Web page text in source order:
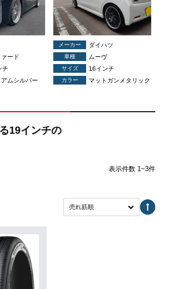
ード
チ
ムシルバー
メーカー ダイハツ
車種 ムーヴ
サイズ 16インチ
カラー マットガンメタリック
19インチの
表示件数 1~3件
売れ筋順